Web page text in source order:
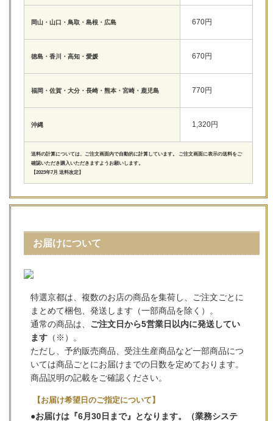
岡山・山口・鳥取・島根・広島 670円
徳島・香川・高知・愛媛 670円
福岡・佐賀・大分・長崎・熊本・宮崎・鹿児島 770円
沖縄 1,320円
送料の計算については、ご注文画面内で自動的に計算しています。 ご注文画面に表示の送料をご
確認いただき購入いただきますようお願いします。
【2023年7月 送料改定】
お届けについて
特選京都は、複数のお店の商品を集荷し、ご注文ごとに
まとめて梱包、発送します（一部商品を除く）。
通常の商品は、 ご注文日から5営業日以内に発送してい
ます （※）。
ただし、予約販売商品、受注生産商品など一部商品につ
いては商品ごとにお届けまでの日数を定めております。
商品説明の記載をご確認ください。
【お届け希望日のご指定について】
●お届けは『6月30日まで』となります。（業務システ